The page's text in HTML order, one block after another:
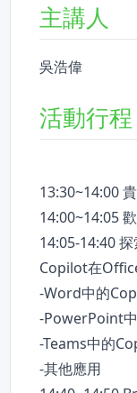
主講人
吳浩偉
活動行程
13:30~14:00
14:00~14:05
14:05-14:40
Copilot在
-Word中的
-PowerPoint
-Teams中的
-其他應用